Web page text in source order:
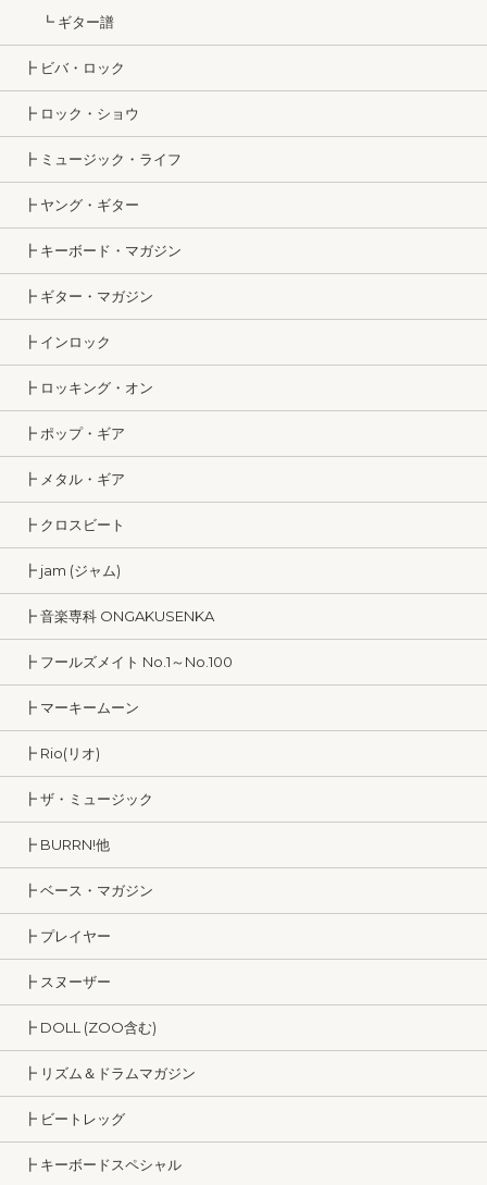
┗ ギター譜
┣ ビバ・ロック
┣ ロック・ショウ
┣ ミュージック・ライフ
┣ ヤング・ギター
┣ キーボード・マガジン
┣ ギター・マガジン
┣ インロック
┣ ロッキング・オン
┣ ポップ・ギア
┣ メタル・ギア
┣ クロスビート
┣ jam (ジャム)
┣ 音楽専科 ONGAKUSENKA
┣ フールズメイト No.1～No.100
┣ マーキームーン
┣ Rio(リオ)
┣ ザ・ミュージック
┣ BURRN!他
┣ ベース・マガジン
┣ プレイヤー
┣ スヌーザー
┣ DOLL (ZOO含む)
┣ リズム＆ドラムマガジン
┣ ビートレッグ
┣ キーボードスペシャル